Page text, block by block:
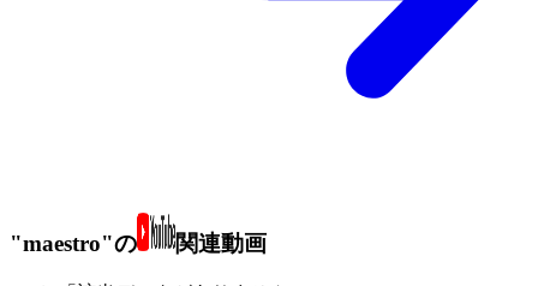
"maestro"の 関連動画